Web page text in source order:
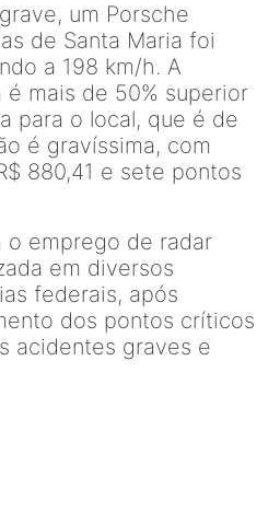
um Porsche
de Santa Maria foi
a 198 km/h. A
mais de 50% superior
para o local, que é de
é gravíssima, com
880,41 e sete pontos
o emprego de radar
em diversos
federais, após
dos pontos críticos
acidentes graves e